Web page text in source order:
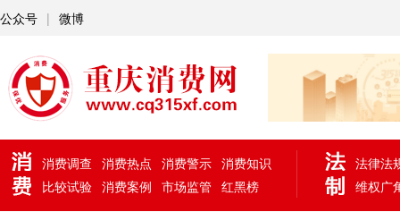
公众号 | 微博
消费调查 消费热点 消费警示 消费知识
比较试验 消费案例 市场监管 红黑榜
法律法
维权广